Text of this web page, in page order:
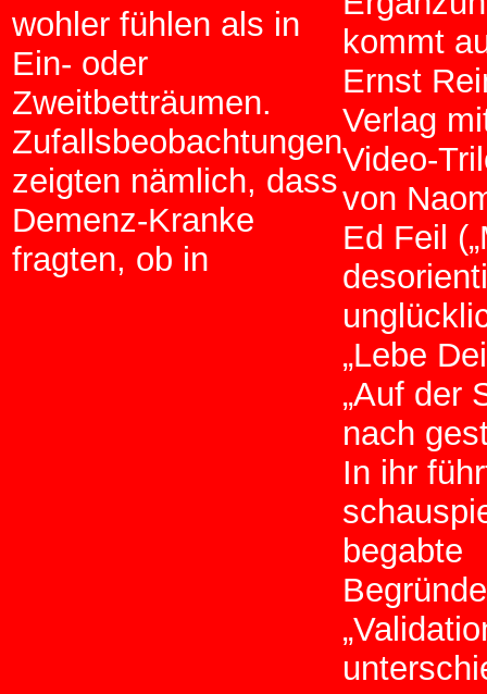
wohler fühlen als in
Ein- oder
Zweitbetträumen.
Zufallsbeobachtungen
zeigten nämlich, dass
Demenz-Kranke
fragten, ob in
kommt
Ernst
Verlag
Video-
von
Ed Feil
„Lebe
„Auf der
nach
In ihr
begabte